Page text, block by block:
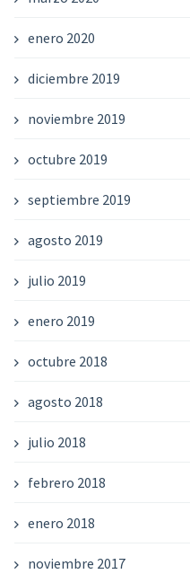
enero 2020
diciembre 2019
noviembre 2019
octubre 2019
septiembre 2019
agosto 2019
julio 2019
enero 2019
octubre 2018
agosto 2018
julio 2018
febrero 2018
enero 2018
noviembre 2017